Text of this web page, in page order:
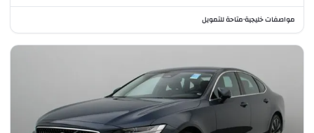
مواصفات خليجية•متاحة للتمويل